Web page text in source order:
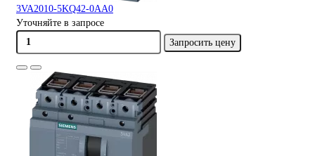
3VA2010-5KQ42-0AA0
Уточняйте в запросе
Запросить цену